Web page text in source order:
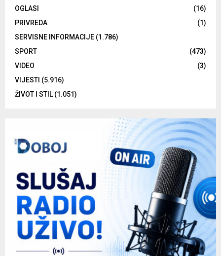
OGLASI
(16)
PRIVREDA
(1)
SERVISNE INFORMACIJE (1.786)
SPORT
(473)
VIDEO
(3)
VIJESTI (5.916)
ŽIVOT I STIL(1.051)